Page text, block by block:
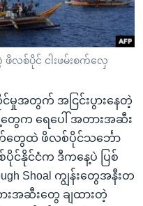
ဖိလစ်ပိုင် ငါးဖမ်းစက်လှေ
အတွက် အငြင်းပွားနေတဲ့
တွေက ရေပေါ် အတားအဆီး
က်တွေထဲ ဖိလစ်ပိုင်သင်္ဘော
င်နိုင်ငံက ဒီကနေ့ပဲ ပြစ်
Shoal ကျွန်းတွေအနီးတ
းအဆီးတွေ ချထားတဲ့